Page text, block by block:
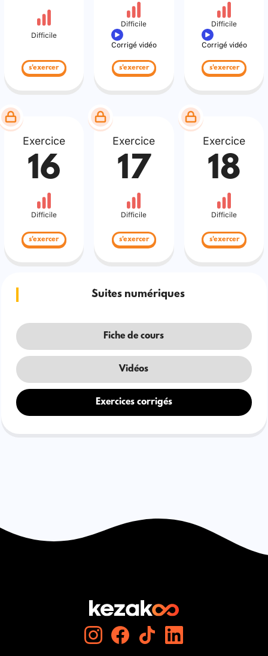
Difficile
s'exercer
Difficile
Corrigé vidéo
s'exercer
Difficile
Corrigé vidéo
s'exercer
Exercice
16
Difficile
s'exercer
Exercice
17
Difficile
s'exercer
Exercice
18
Difficile
s'exercer
Suites numériques
Fiche de cours
Vidéos
Exercices corrigés